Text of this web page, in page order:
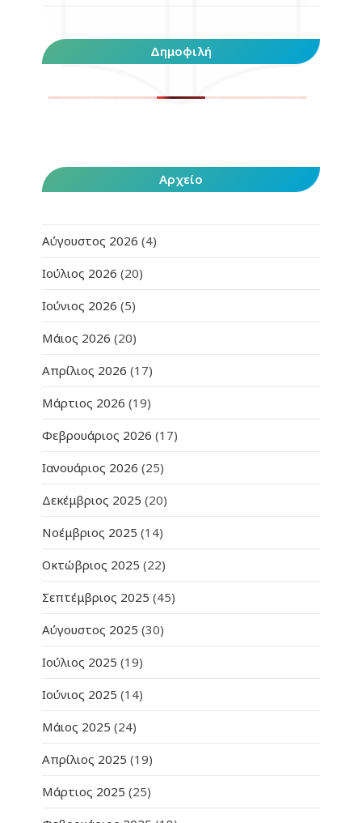
Δημοφιλή
Αρχείο
Αύγουστος 2026 (4)
Ιούλιος 2026 (20)
Ιούνιος 2026 (5)
Μάιος 2026 (20)
Απρίλιος 2026 (17)
Μάρτιος 2026 (19)
Φεβρουάριος 2026 (17)
Ιανουάριος 2026 (25)
Δεκέμβριος 2025 (20)
Νοέμβριος 2025 (14)
Οκτώβριος 2025 (22)
Σεπτέμβριος 2025 (45)
Αύγουστος 2025 (30)
Ιούλιος 2025 (19)
Ιούνιος 2025 (14)
Μάιος 2025 (24)
Απρίλιος 2025 (19)
Μάρτιος 2025 (25)